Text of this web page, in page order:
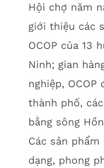
Hội chợ năm
giới thiệu các
OCOP của 13
Ninh; gian
nghiệp,
thành phố,
bằng sông
Các sản
dạng, phong